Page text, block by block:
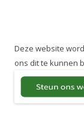
Deze website
ons dit te kunnen